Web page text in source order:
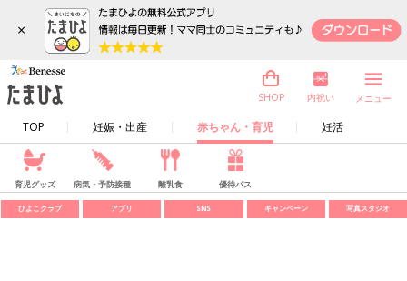
×
TOP 妊娠・出産 赤ちゃん・育児 妊活
SHOP 内祝い メニュー
育児グッズ 病気・予防接種 離乳食 優待パス
ひよこクラブ アプリ SNS キャンペーン 写真スタジオ